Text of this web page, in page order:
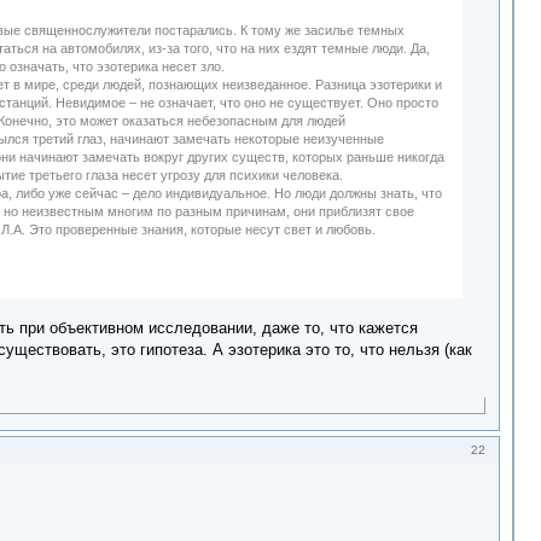
священнослужители постарались. К тому же засилье темных
на автомобилях, из-за того, что на них ездят темные люди. Да,
что эзотерика несет зло.
в мире, среди людей, познающих неизведанное. Разница эзотерики и
Невидимое – не означает, что оно не существует. Оно просто
это может оказаться небезопасным для людей
третий глаз, начинают замечать некоторые неизученные
начинают замечать вокруг других существ, которых раньше никогда
третьего глаза несет угрозу для психики человека.
либо уже сейчас – дело индивидуальное. Но люди должны знать, что
неизвестным многим по разным причинам, они приблизят свое
Это проверенные знания, которые несут свет и любовь.
при объективном исследовании, даже то, что кажется
это гипотеза. А эзотерика это то, что нельзя (как
22